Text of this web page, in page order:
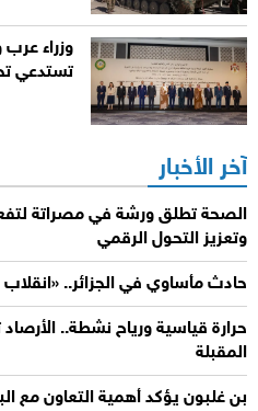
وزراء
تستدعي
آخر الأخبار
الصحة تطلق ورشة في مصراتة
وتعزيز التحول الرقمي
حادث مأساوي في الجزائر..
حرارة قياسية ورياح نشطة..
المقبلة
بن غلبون يؤكد أهمية التعاون مع